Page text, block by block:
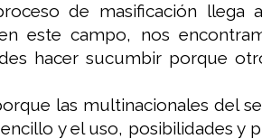
de masificación llega
este campo, nos
hacer sucumbir porque
las multinacionales del
y el uso, posibilidades y